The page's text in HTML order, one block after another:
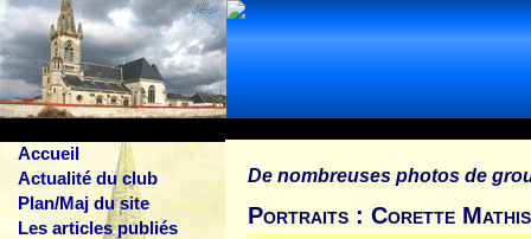
Accueil
Actualité du club
Plan/Maj du site
Les articles publiés
De nombreuses photos de
Portraits : Corette Mathis